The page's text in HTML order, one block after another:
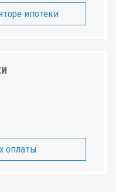
ипотеки
оплаты